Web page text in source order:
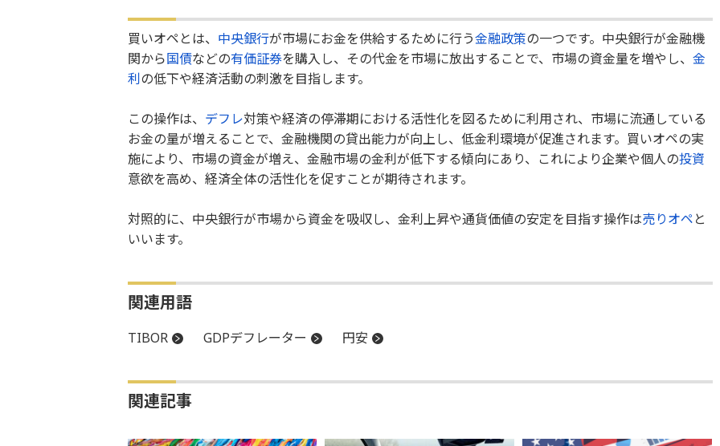
買いオペとは、 中央銀行が市場にお金を供給するために行う金融政策の一つです。中央銀行が金融機
関から国債などの有価証券を購入し、その代金を市場に放出することで、市場の資金量を増やし、 金
利の低下や経済活動の刺激を目指します。
この操作は、 デフレ対策や経済の停滞期における活性化を図るために利用され、市場に流通している
お金の量が増えることで、金融機関の貸出能力が向上し、低金利環境が促進されます。買いオペの実
施により、市場の資金が増え、金融市場の金利が低下する傾向にあり、これにより企業や個人の投資
意欲を高め、経済全体の活性化を促すことが期待されます。
対照的に、中央銀行が市場から資金を吸収し、金利上昇や通貨価値の安定を目指す操作は売りオペと
いいます。
関連用語
TIBOR GDPデフレーター 円安
関連記事